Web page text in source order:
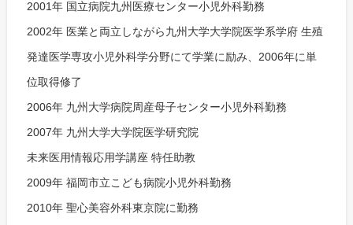
2001年 国立病院九州医療センター小児外科勤務
2002年 医業と両立しながら九州大学大学院医学系学府 生殖
発達医学専攻小児外科学分野にて学業に励み、2006年に単
位取得修了
2006年 九州大学病院周産母子センター小児外科勤務
2007年 九州大学大学院医学研究院
未来医用情報応用学講座 特任助教
2009年 福岡市立こども病院小児外科勤務
2010年 聖心美容外科東京院に勤務